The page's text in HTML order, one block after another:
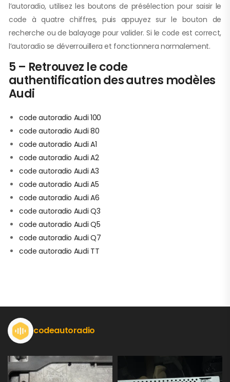
l’autoradio, utilisez les boutons de présélection pour saisir le
code à quatre chiffres, puis appuyez sur le bouton de
recherche ou de balayage pour valider. Si le code est correct,
l’autoradio se déverrouillera et fonctionnera normalement.
5 – Retrouvez le code
authentification des autres modèles
Audi
code autoradio Audi 100
code autoradio Audi 80
code autoradio Audi A1
code autoradio Audi A2
code autoradio Audi A3
code autoradio Audi A5
code autoradio Audi A6
code autoradio Audi Q3
code autoradio Audi Q5
code autoradio Audi Q7
code autoradio Audi TT
codeautoradio